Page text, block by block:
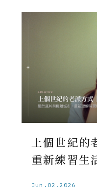
上個世紀的
重新練習生
Jun.02.2026